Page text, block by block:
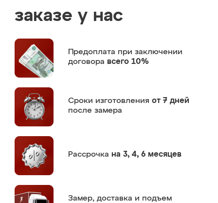
заказе у нас
Предоплата при заключении
договора всего 10%
Сроки изготовления от 7 дней
после замера
Рассрочка на 3, 4, 6 месяцев
Замер, доставка и подъем